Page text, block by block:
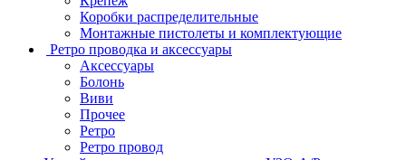
Коробки распределительные
Монтажные пистолеты и комплектующие
Ретро проводка и аксессуары
Аксессуары
Болонь
Виви
Прочее
Ретро
Ретро провод